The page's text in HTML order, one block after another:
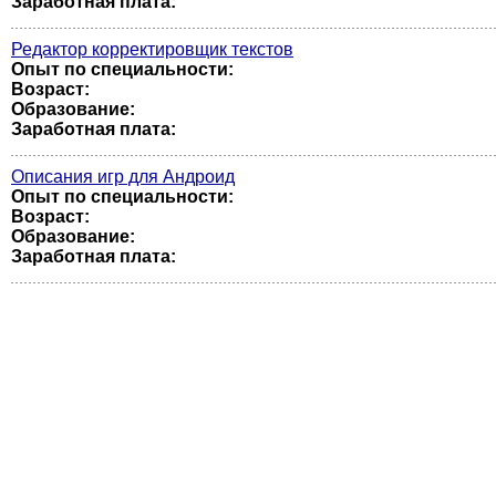
Редактор корректировщик текстов
Опыт по специальности:
Возраст:
Образование:
Заработная плата:
Описания игр для Андроид
Опыт по специальности:
Возраст:
Образование:
Заработная плата: